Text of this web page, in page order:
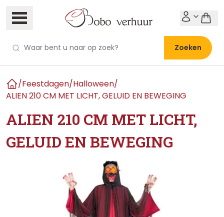
Zoeken
Home
/Feestdagen/Halloween/
ALIEN 210 CM MET LICHT, GELUID EN BEWEGING
ALIEN 210 CM MET LICHT,
GELUID EN BEWEGING